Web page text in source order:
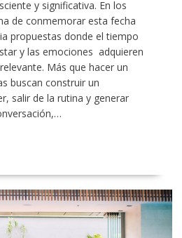
y significativa. En los
de conmemorar esta fecha
propuestas donde el tiempo
y las emociones adquieren
Más que hacer un
buscan construir un
salir de la rutina y generar